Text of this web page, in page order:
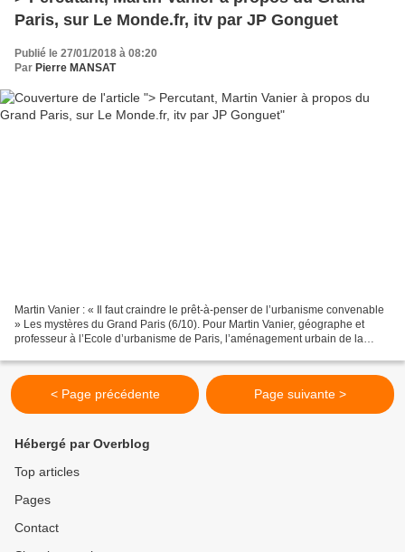
Paris, sur Le Monde.fr, itv par JP Gonguet
Publié le 27/01/2018 à 08:20
Par Pierre MANSAT
Martin Vanier : « Il faut craindre le prêt-à-penser de l’urbanisme convenable
» Les mystères du Grand Paris (6/10). Pour Martin Vanier, géographe et
professeur à l’Ecole d’urbanisme de Paris, l’aménagement urbain de la
< Page précédente Page suivante >
Hébergé par Overblog
Top articles
Pages
Contact